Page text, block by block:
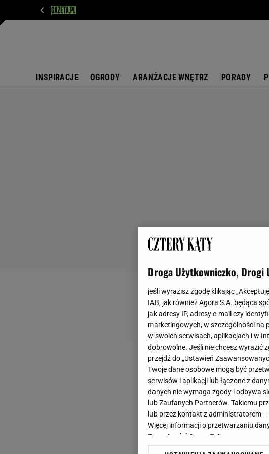
INSPIRACJE OGRODY ARANŻACJE WNĘTRZ PORADY
Droga Użytkowniczko, Drogi
jeśli wyrazisz zgodę klikając
IAB, jak również Agora S.A. będąca
jak adresy IP, adresy e-mail czy
marketingowych, w szczególności na
w swoich serwisach, aplikacjach i w
dobrowolne. Jeśli nie chcesz wyrazić
przejdź do „Ustawień
Twoje dane osobowe mogą być
serwisów i aplikacji lub łączone z
danych nie wymaga zgody i odbywa
lub Zaufanych Partnerów. Takiemu
lub przez kontakt z administratorem
Więcej informacji o przetwarzaniu
Prywatności Agora S.A.